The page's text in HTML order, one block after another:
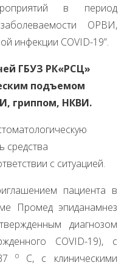
в период
ОРВИ,
инфекции COVID-19”.
ГБУЗ РК«РСЦ»
подъемом
гриппом, НКВИ.
средства
с ситуацией.
пациента в
Промед эпиданамнез
диагнозом
COVID-19), с
37о С, с клиническими